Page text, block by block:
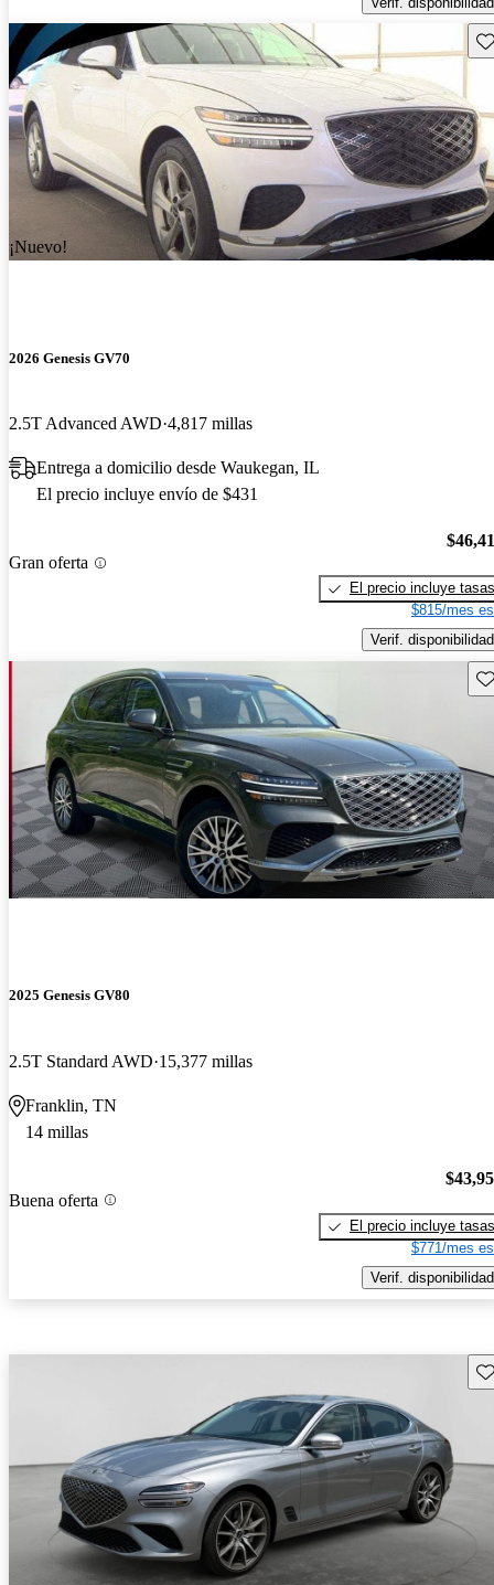
¡Nuevo!
2026 Genesis GV70
2.5T Advanced AWD 4,817 millas
Entrega a domicilio desde Waukegan, IL
El precio incluye envío de $431
Gran oferta
El precio incluye tasas
$815/mes
Verif. disponibilidad
2025 Genesis GV80
2.5T Standard AWD 15,377 millas
Franklin, TN
14 millas
Buena oferta
El precio incluye tasas
$771/mes
Verif. disponibilidad